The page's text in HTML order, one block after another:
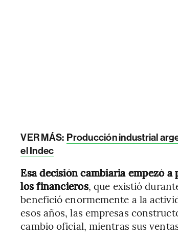
VER MÁS: Producción industrial
el Indec
Esa decisión cambiaria empezó
los financieros, que existió
benefició enormemente a la
esos años, las empresas
cambio oficial, mientras sus